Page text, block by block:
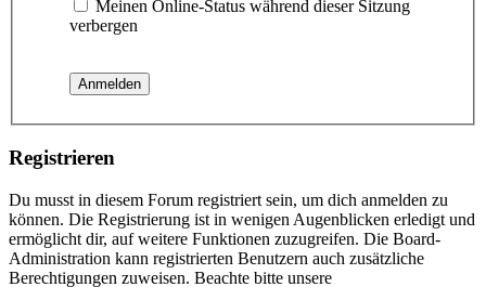
Meinen Online-Status während dieser Sitzung
verbergen
Registrieren
Du musst in diesem Forum registriert sein, um dich anmelden zu
können. Die Registrierung ist in wenigen Augenblicken erledigt und
ermöglicht dir, auf weitere Funktionen zuzugreifen. Die Board-
Administration kann registrierten Benutzern auch zusätzliche
Berechtigungen zuweisen. Beachte bitte unsere